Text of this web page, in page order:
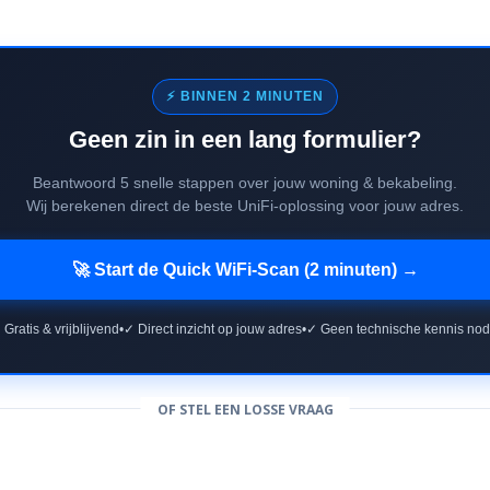
⚡ BINNEN 2 MINUTEN
Geen zin in een lang formulier?
Beantwoord 5 snelle stappen over jouw woning & bekabeling.
Wij berekenen direct de beste UniFi-oplossing voor jouw adres.
🚀 Start de Quick WiFi-Scan (2 minuten) →
& vrijblijvend•✓ Direct inzicht op jouw adres•✓ Geen technische kennis
OF STEL EEN LOSSE VRAAG